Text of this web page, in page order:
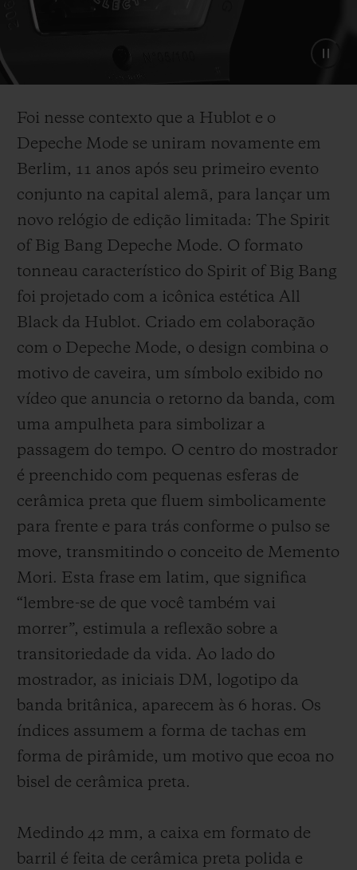
Foi nesse contexto que a Hublot e o
Depeche Mode se uniram novamente em
Berlim, 11 anos após seu primeiro evento
conjunto na capital alemã, para lançar um
novo relógio de edição limitada: The Spirit
of Big Bang Depeche Mode. O formato
tonneau característico do Spirit of Big Bang
foi projetado com a icônica estética All
Black da Hublot. Criado em colaboração
com o Depeche Mode, o design combina o
motivo de caveira, um símbolo exibido no
vídeo que anuncia o retorno da banda, com
uma ampulheta para simbolizar a
passagem do tempo. O centro do mostrador
é preenchido com pequenas esferas de
cerâmica preta que fluem simbolicamente
para frente e para trás conforme o pulso se
move, transmitindo o conceito de Memento
Mori. Esta frase em latim, que significa
“lembre-se de que você também vai
morrer”, estimula a reflexão sobre a
transitoriedade da vida. Ao lado do
mostrador, as iniciais DM, logotipo da
banda britânica, aparecem às 6 horas. Os
índices assumem a forma de tachas em
forma de pirâmide, um motivo que ecoa no
bisel de cerâmica preta.
Medindo 42 mm, a caixa em formato de
barril é feita de cerâmica preta polida e